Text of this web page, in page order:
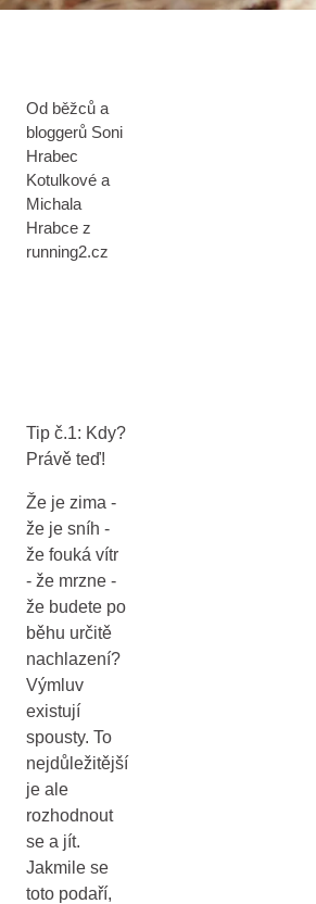
Od běžců a
bloggerů Soni
Hrabec
Kotulkové a
Michala
Hrabce z
running2.cz
Tip č.1: Kdy?
Právě teď!
Že je zima -
že je sníh -
že fouká vítr
- že mrzne -
že budete po
běhu určitě
nachlazení?
Výmluv
existují
spousty. To
nejdůležitější
je ale
rozhodnout
se a jít.
Jakmile se
toto podaří,